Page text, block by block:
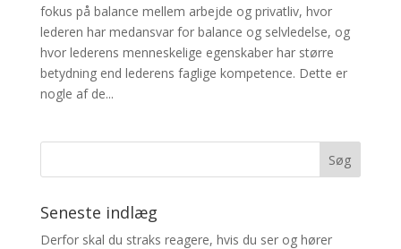
fokus på balance mellem arbejde og privatliv, hvor
lederen har medansvar for balance og selvledelse, og
hvor lederens menneskelige egenskaber har større
betydning end lederens faglige kompetence. Dette er
nogle af de...
Seneste indlæg
Derfor skal du straks reagere, hvis du ser og hører